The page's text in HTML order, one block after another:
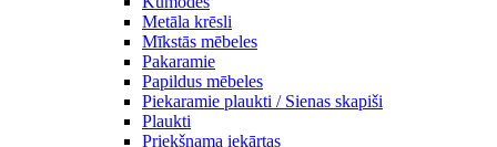
Metāla krēsli
Mīkstās mēbeles
Pakaramie
Papildus mēbeles
Piekaramie plaukti / Sienas skapiši
Plaukti
Priekšnama iekārtas